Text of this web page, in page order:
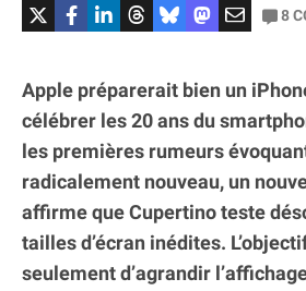
8
Apple préparerait bien un
célébrer les 20 ans du
les premières rumeurs
radicalement nouveau, un
affirme que Cupertino teste
tailles d’écran inédites.
seulement d’agrandir